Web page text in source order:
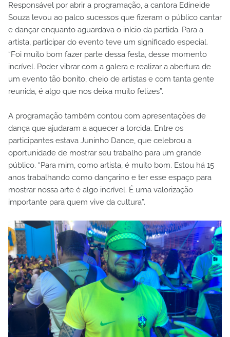
Responsável por abrir a programação, a cantora Edineide
Souza levou ao palco sucessos que fizeram o público cantar
e dançar enquanto aguardava o início da partida. Para a
artista, participar do evento teve um significado especial.
“Foi muito bom fazer parte dessa festa, desse momento
incrível. Poder vibrar com a galera e realizar a abertura de
um evento tão bonito, cheio de artistas e com tanta gente
reunida, é algo que nos deixa muito felizes”.
A programação também contou com apresentações de
dança que ajudaram a aquecer a torcida. Entre os
participantes estava Juninho Dance, que celebrou a
oportunidade de mostrar seu trabalho para um grande
público. “Para mim, como artista, é muito bom. Estou há 15
anos trabalhando como dançarino e ter esse espaço para
mostrar nossa arte é algo incrível. É uma valorização
importante para quem vive da cultura”.